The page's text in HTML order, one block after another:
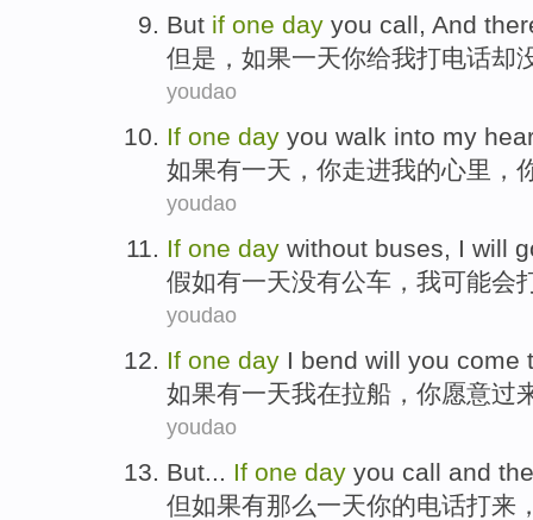
But if one day you call, And
但是 ， 如果一天你给我打电话却
youdao
If one day you walk into my
如果有一天 ， 你走进我的心里 ，
youdao
If one day without buses, I will
假如有一天没有公车 ， 我可能会
youdao
If one day I bend will you come
如果有一天我在拉船 ， 你愿意过
youdao
But If one day you call and
但如果有那么一天你的电话打来